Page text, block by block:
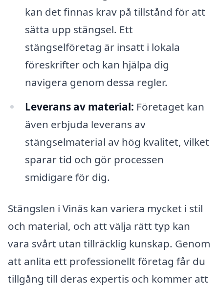
kan det finnas krav på tillstånd för att
sätta upp stängsel. Ett
stängselföretag är insatt i lokala
föreskrifter och kan hjälpa dig
navigera genom dessa regler.
Leverans av material: Företaget kan
även erbjuda leverans av
stängselmaterial av hög kvalitet, vilket
sparar tid och gör processen
smidigare för dig.
Stängslen i Vinäs kan variera mycket i stil
och material, och att välja rätt typ kan
vara svårt utan tillräcklig kunskap. Genom
att anlita ett professionellt företag får du
tillgång till deras expertis och kommer att